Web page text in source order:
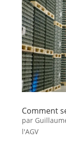
Comment
par
l'AGV